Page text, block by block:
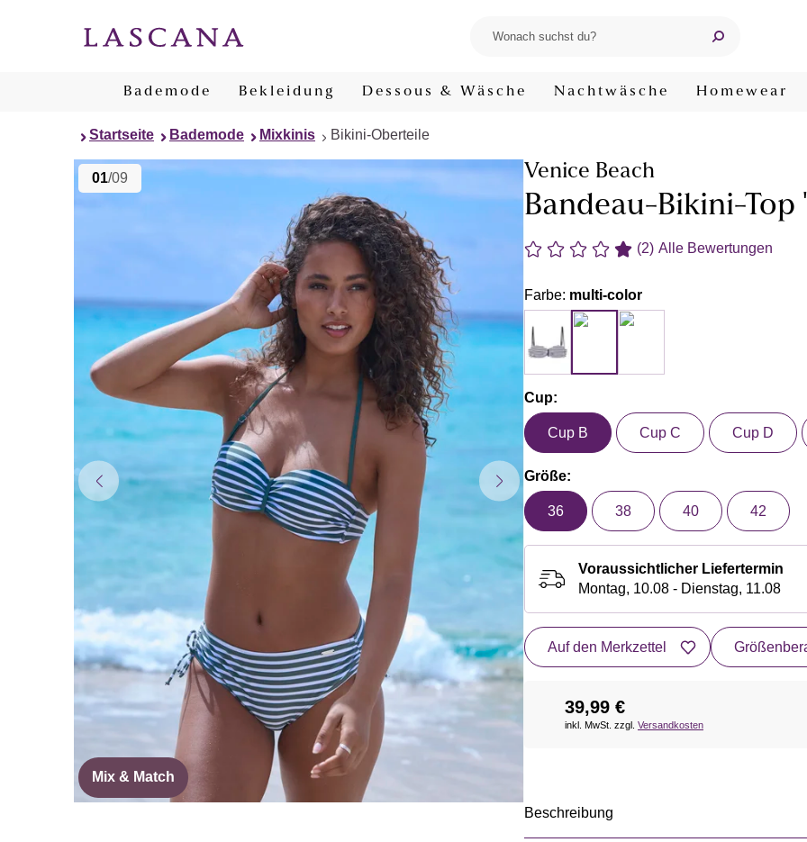
Bademode Bekleidung Dessous & Wäsche Nachtwäsche Homewear
Startseite Bademode Mixkinis Bikini-Oberteile
01/09
Mix & Match
Venice Beach
Bandeau-Bikini-Top
(2) Alle Bewertungen
Farbe: multi-color
Cup:
Cup B Cup C Cup D
Größe:
36 38 40 42
Voraussichtlicher Liefertermin
Montag, 10.08 - Dienstag, 11.08
Auf den Merkzettel
39,99 €
inkl. MwSt. zzgl. Versandkosten
Beschreibung